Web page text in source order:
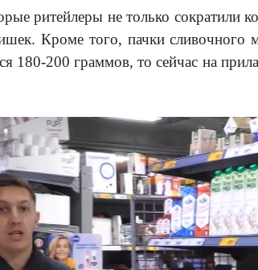
ритейлеры не только сократили
Кроме того, пачки сливочного
180-200 граммов, то сейчас на